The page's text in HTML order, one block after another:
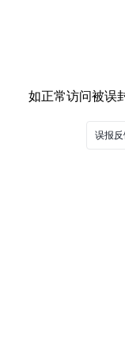
如正常访问被误
误报